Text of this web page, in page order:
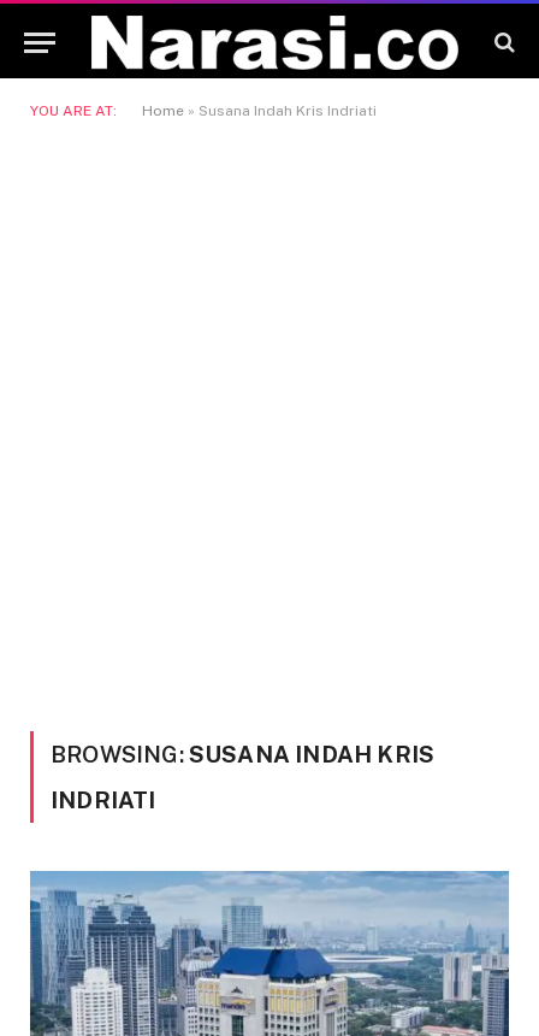
YOU ARE AT: Home » Susana Indah Kris Indriati
BROWSING:SUSANA INDAH KRIS
INDRIATI